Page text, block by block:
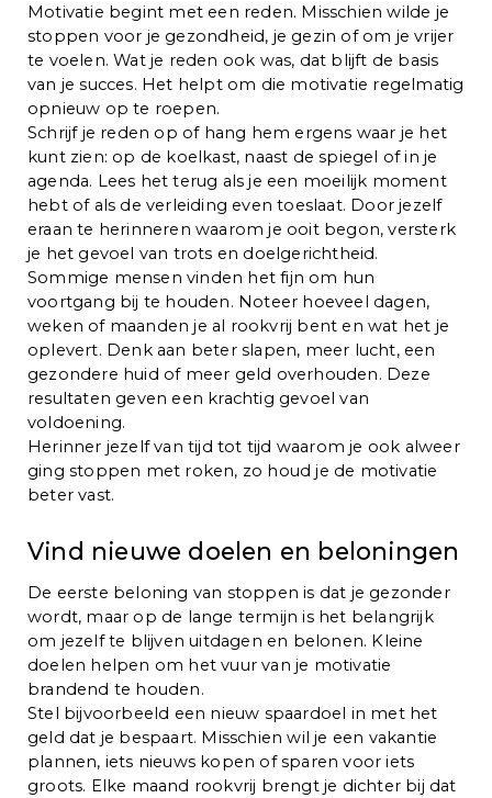
Motivatie begint met een reden. Misschien wilde je
stoppen voor je gezondheid, je gezin of om je vrijer
te voelen. Wat je reden ook was, dat blijft de basis
van je succes. Het helpt om die motivatie regelmatig
opnieuw op te roepen.
Schrijf je reden op of hang hem ergens waar je het
kunt zien: op de koelkast, naast de spiegel of in je
agenda. Lees het terug als je een moeilijk moment
hebt of als de verleiding even toeslaat. Door jezelf
eraan te herinneren waarom je ooit begon, versterk
je het gevoel van trots en doelgerichtheid.
Sommige mensen vinden het fijn om hun
voortgang bij te houden. Noteer hoeveel dagen,
weken of maanden je al rookvrij bent en wat het je
oplevert. Denk aan beter slapen, meer lucht, een
gezondere huid of meer geld overhouden. Deze
resultaten geven een krachtig gevoel van
voldoening.
Herinner jezelf van tijd tot tijd waarom je ook alweer
ging stoppen met roken, zo houd je de motivatie
beter vast.
Vind nieuwe doelen en beloningen
De eerste beloning van stoppen is dat je gezonder
wordt, maar op de lange termijn is het belangrijk
om jezelf te blijven uitdagen en belonen. Kleine
doelen helpen om het vuur van je motivatie
brandend te houden.
Stel bijvoorbeeld een nieuw spaardoel in met het
geld dat je bespaart. Misschien wil je een vakantie
plannen, iets nieuws kopen of sparen voor iets
groots. Elke maand rookvrij brengt je dichter bij dat